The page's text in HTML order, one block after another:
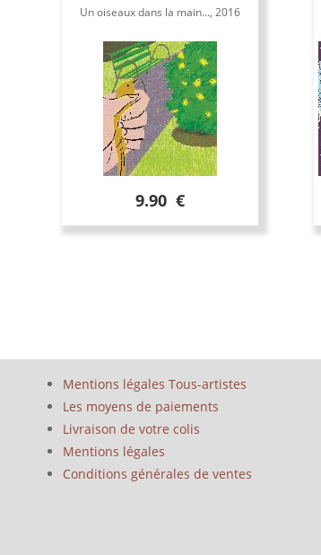
Un oiseaux dans la main..., 2016
9.90 €
Mentions légales Tous-artistes
Les moyens de paiements
Livraison de votre colis
Mentions légales
Conditions générales de ventes